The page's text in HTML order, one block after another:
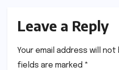
Leave a Reply
Your email address will not
fields are marked *